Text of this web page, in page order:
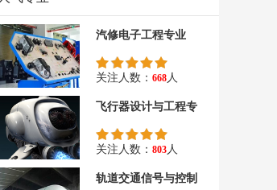
汽修电子工程专业
关注人数： 668人
飞行器设计与工程专
关注人数： 803人
轨道交通信号与控制